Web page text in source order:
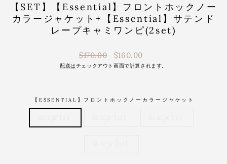
【SET】【Essential】フロントホックノー
カラージャケット+【Essential】サテンド
レープキャミワンピ(2set)
通
常
$170.00 $160.00
配送はチェックアウト画面で計算されます。
【ESSENTIAL】フロントホックノーカラージャケット